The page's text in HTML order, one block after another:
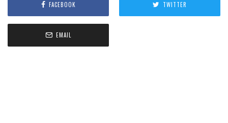
FACEBOOK TWITTER
EMAIL